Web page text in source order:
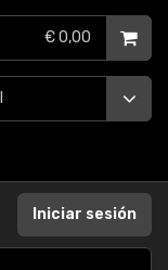
€ 0,00
Iniciar sesión